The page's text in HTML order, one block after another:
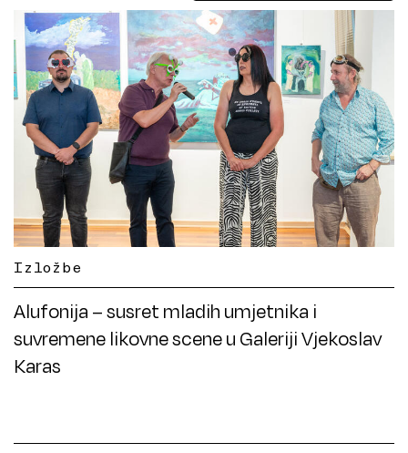
Izložbe
Alufonija – susret mladih umjetnika i
suvremene likovne scene u Galeriji Vjekoslav
Karas